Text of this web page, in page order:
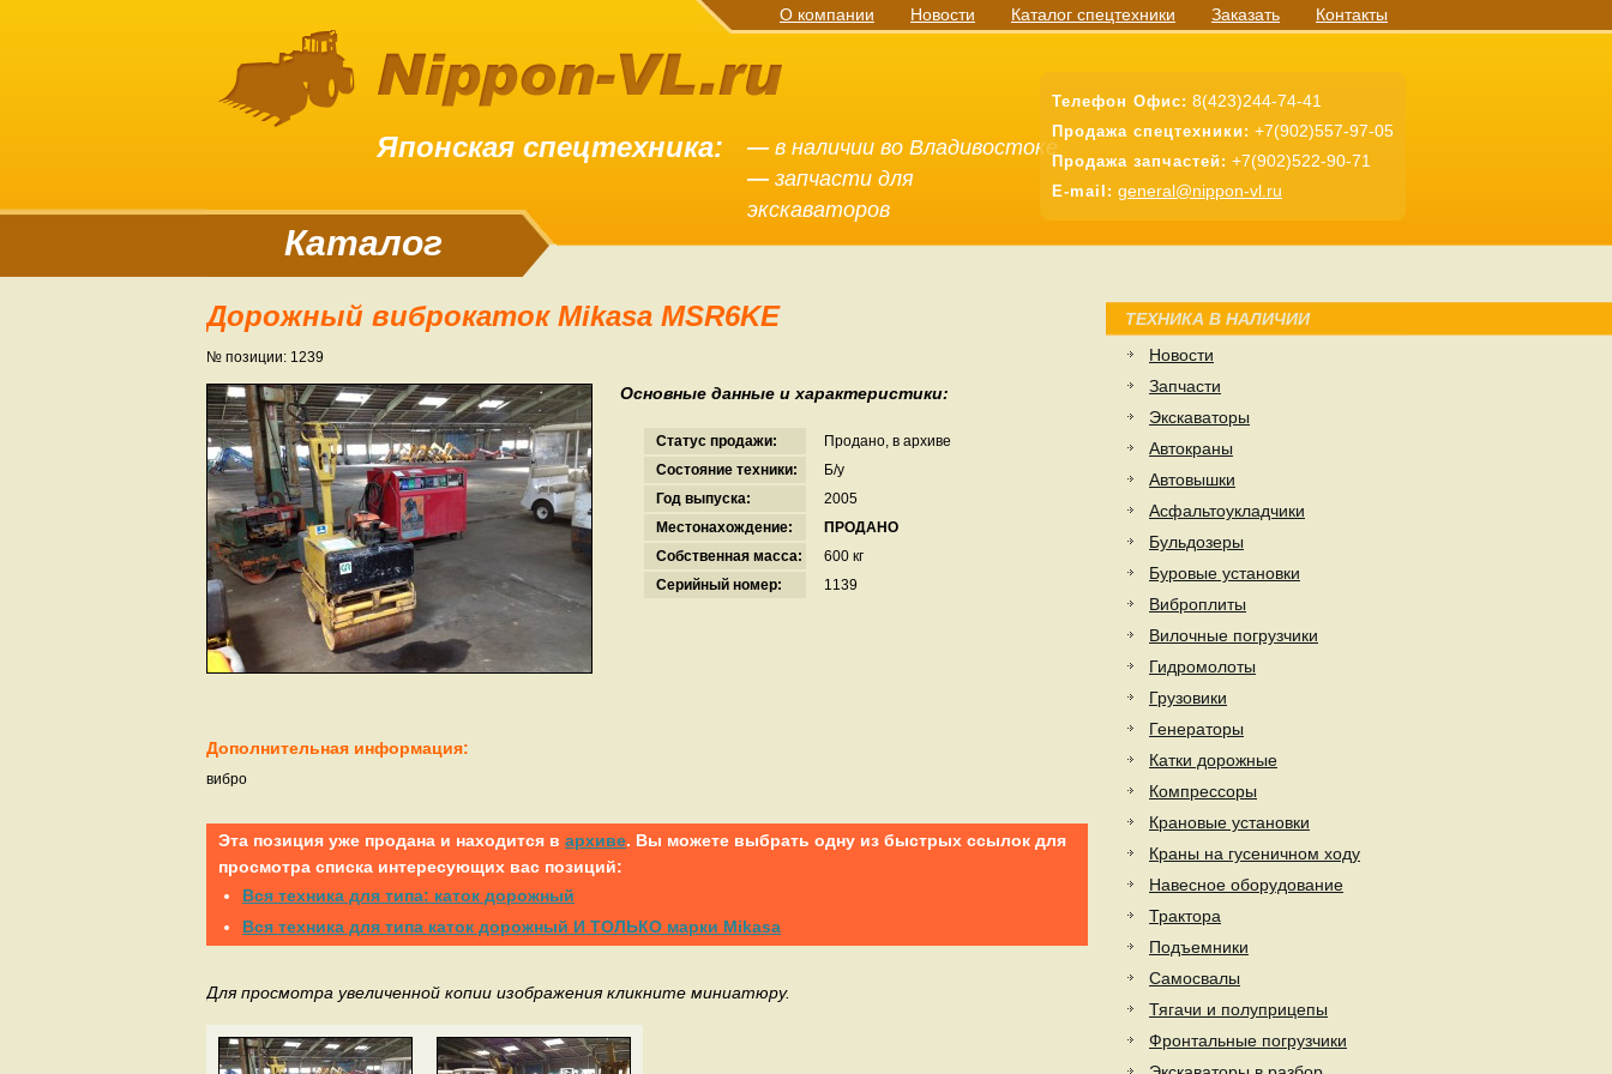
О компании Новости Каталог спецтехники Заказать Контакты
Японская спецтехника: — в наличии во Владивостоке
— запчасти для
экскаваторов
Телефон Офис: 8(423)244-74-41
Продажа спецтехники: +7(902)557-97-05
Продажа запчастей: +7(902)522-90-71
E-mail: general@nippon-vl.ru
Каталог
Дорожный виброкаток Mikasa MSR6KE
№ позиции: 1239
Основные данные и характеристики:
Статус продажи:
Продано, в архиве
Состояние техники:
Б/у
Год выпуска:
2005
Местонахождение:
ПРОДАНО
Собственная масса:
600 кг
Серийный номер:
1139
Дополнительная информация:
вибро
Эта позиция уже продана и находится в архиве. Вы можете выбрать одну из быстрых ссылок для
просмотра списка интересующих вас позиций:
Вся техника для типа: каток дорожный
Вся техника для типа каток дорожный И ТОЛЬКО марки Mikasa
Для просмотра увеличенной копии изображения кликните миниатюру.
ТЕХНИКА В НАЛИЧИИ
Новости
Запчасти
Экскаваторы
Автокраны
Автовышки
Асфальтоукладчики
Бульдозеры
Буровые установки
Виброплиты
Вилочные погрузчики
Гидромолоты
Грузовики
Генераторы
Катки дорожные
Компрессоры
Крановые установки
Краны на гусеничном ходу
Навесное оборудование
Трактора
Подъемники
Самосвалы
Тягачи и полуприцепы
Фронтальные погрузчики